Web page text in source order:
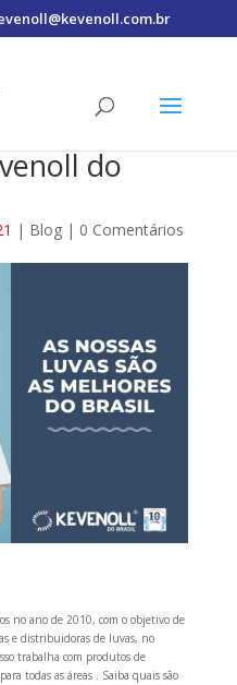
do
| Blog| 0 Comentários
no ano de 2010, com o objetivo de
e distribuidoras de luvas, no
trabalha com produtos de
todas as áreas . Saiba quais são